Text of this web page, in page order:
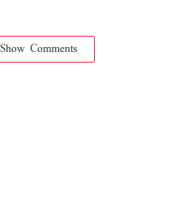
Show Comments